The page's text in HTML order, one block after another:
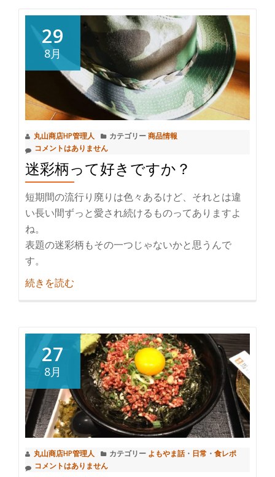
え
方？
29
8月
丸山商店HP管理人 カテゴリー商品情報
コメントはありません
迷彩柄って好きですか？
短期間の流行り廃りは色々あるけど、それとは違
い長い間ずっと愛され続けるものってありますよ
ね。
表題の迷彩柄もその一つじゃないかと思うんで
す。
続きを読む
柄
て
好
き
で
す
か？
27
8月
丸山商店HP管理人 カテゴリー よもやま話・ 日常 ・ 食レポ
コメントはありません